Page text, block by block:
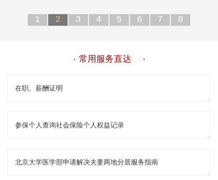
1 2 3 4 5 6 7 8
常用服务直达
在职、薪酬证明
参保个人查询社会保险个人权益记录
北京大学医学部申请解决夫妻两地分居服务指南